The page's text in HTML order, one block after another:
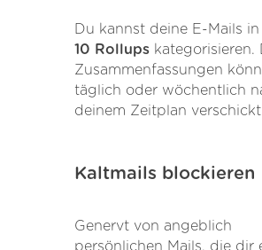
Du kannst deine E-Mails in
10 Rollups kategorisieren.
Zusammenfassungen
täglich oder wöchentlich
deinem Zeitplan
Kaltmails blockieren
Genervt von angeblich
persönlichen Mails, die dir